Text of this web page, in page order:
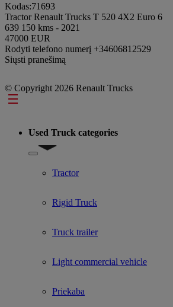
Kodas:71693
Tractor Renault Trucks T 520 4X2 Euro 6
639 150 kms - 2021
47000 EUR
Rodyti telefono numerį +34606812529
Siųsti pranešimą
© Copyright 2026 Renault Trucks
Footer
Used Truck categories
Show submenu for Used Truck categories
Tractor
Rigid Truck
Truck trailer
Light commercial vehicle
Priekaba